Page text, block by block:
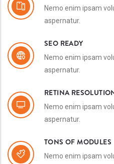
Nemo enim ipsam
aspernatur.
SEO READY
Nemo enim ipsam
aspernatur.
RETINA
Nemo enim ipsam
aspernatur.
TONS OF MODULES
Nemo enim ipsam